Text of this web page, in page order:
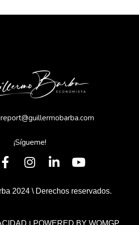
¡Sígueme!
2024 \ Derechos reservados.